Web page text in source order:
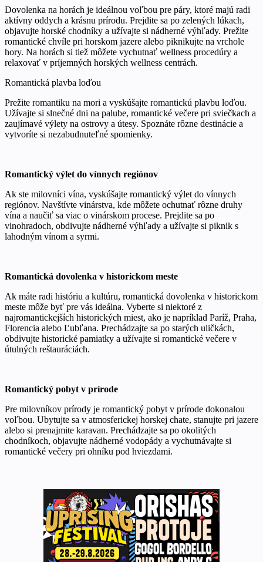
Dovolenka na horách je ideálnou voľbou pre páry, ktoré majú radi
aktívny oddych a krásnu prírodu. Prejdite sa po zelených lúkach,
objavujte horské chodníky a užívajte si nádherné výhľady. Prežite
romantické chvíle pri horskom jazere alebo piknikujte na vrchole
hory. Na horách si tiež môžete vychutnať wellness procedúry a
relaxovať v príjemných horských wellness centrách.
Romantická plavba loďou
Prežite romantiku na mori a vyskúšajte romantickú plavbu loďou.
Užívajte si slnečné dni na palube, romantické večere pri sviečkach a
zaujímavé výlety na ostrovy a útesy. Spoznáte rôzne destinácie a
vytvoríte si nezabudnuteľné spomienky.
Romantický výlet do vínnych regiónov
Ak ste milovníci vína, vyskúšajte romantický výlet do vínnych
regiónov. Navštívte vinárstva, kde môžete ochutnať rôzne druhy
vína a naučiť sa viac o vinárskom procese. Prejdite sa po
vinohradoch, obdivujte nádherné výhľady a užívajte si piknik s
lahodným vínom a syrmi.
Romantická dovolenka v historickom meste
Ak máte radi históriu a kultúru, romantická dovolenka v historickom
meste môže byť pre vás ideálna. Vyberte si niektoré z
najromantickejších historických miest, ako je napríklad Paríž, Praha,
Florencia alebo Ľubľana. Prechádzajte sa po starých uličkách,
obdivujte historické pamiatky a užívajte si romantické večere v
útulných reštauráciách.
Romantický pobyt v prírode
Pre milovníkov prírody je romantický pobyt v prírode dokonalou
voľbou. Ubytujte sa v atmosferickej horskej chate, stanujte pri jazere
alebo si prenajmite karavan. Prechádzajte sa po okolitých
chodníkoch, objavujte nádherné vodopády a vychutnávajte si
romantické večery pri ohníku pod hviezdami.